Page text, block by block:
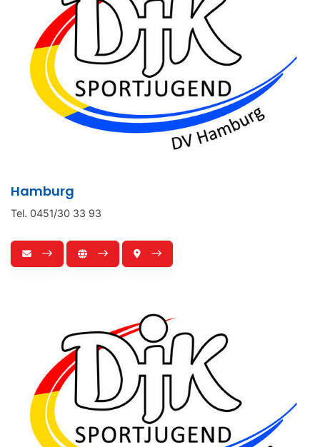
Hamburg
Tel. 0451/30 33 93